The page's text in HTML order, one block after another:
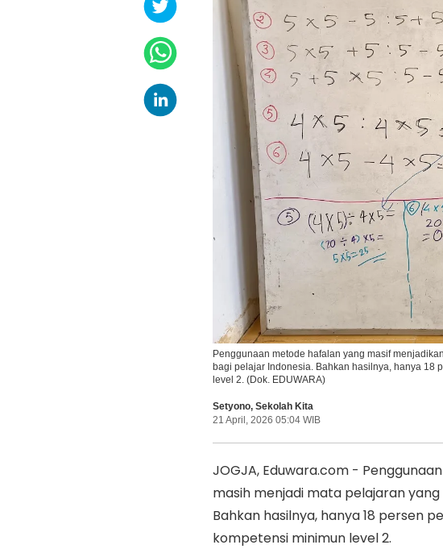
Penggunaan metode hafalan yang masif
bagi pelajar Indonesia. Bahkan hasilnya, hanya 18
level 2. (Dok. EDUWARA)
Setyono, Sekolah Kita
21 April, 2026 05:04 WIB
JOGJA, Eduwara.com -
masih menjadi mata pelajaran
Bahkan hasilnya, hanya 18 persen
kompetensi minimun level 2.